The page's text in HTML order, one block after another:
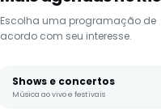
Escolha uma programação de
acordo com seu interesse.
Shows e concertos
Música ao vivo e festivais